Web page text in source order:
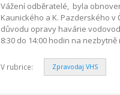
Vážení odběratelé, byla
Kaunického a K. Pazderského
důvodu opravy havárie
8:30 do 14:00 hodin na
V rubrice: Zpravodaj VHS